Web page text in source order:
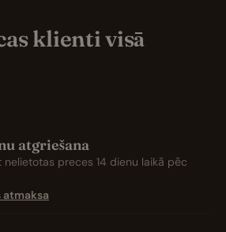
klienti visā
atgriešana
nelietotas preces 14 dienu laikā pēc
atmaksa